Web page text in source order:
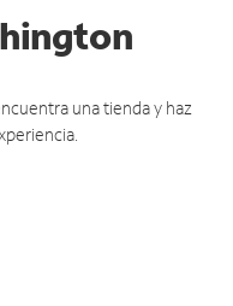
una tienda y haz